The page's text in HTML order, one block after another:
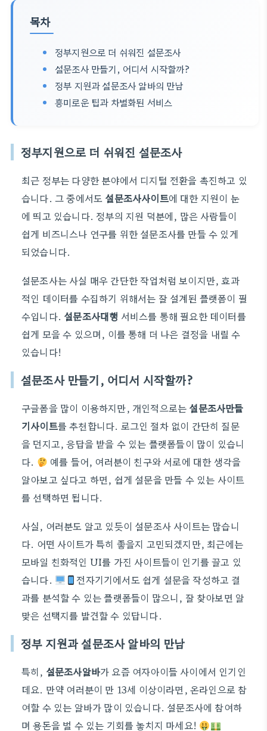
목차
정부지원으로 더 쉬워진 설문조사
설문조사 만들기, 어디서 시작할까?
정부 지원과 설문조사 알바의 만남
흥미로운 팁과 차별화된 서비스
정부지원으로 더 쉬워진 설문조사
최근 정부는 다양한 분야에서 디지털 전환을 촉진하고 있
습니다. 그 중에서도 설문조사사이트에 대한 지원이 눈
에 띄고 있습니다. 정부의 지원 덕분에, 많은 사람들이
쉽게 비즈니스나 연구를 위한 설문조사를 만들 수 있게
되었습니다.
설문조사는 사실 매우 간단한 작업처럼 보이지만, 효과
적인 데이터를 수집하기 위해서는 잘 설계된 플랫폼이 필
수입니다. 설문조사대행 서비스를 통해 필요한 데이터를
쉽게 모을 수 있으며, 이를 통해 더 나은 결정을 내릴 수
있습니다!
설문조사 만들기, 어디서 시작할까?
구글폼을 많이 이용하지만, 개인적으로는 설문조사만들
기사이트를 추천합니다. 로그인 절차 없이 간단히 질문
을 던지고, 응답을 받을 수 있는 플랫폼들이 많이 있습니
다.
예를 들어, 여러분이 친구와 서로에 대한 생각을
알아보고 싶다고 하면, 쉽게 설문을 만들 수 있는 사이트
를 선택하면 됩니다.
사실, 여러분도 알고 있듯이 설문조사 사이트는 많습니
다. 어떤 사이트가 특히 좋을지 고민되겠지만, 최근에는
모바일 친화적인 UI를 가진 사이트들이 인기를 끌고 있
습니다.
전자기기에서도 쉽게 설문을 작성하고 결
과를 분석할 수 있는 플랫폼들이 많으니, 잘 찾아보면 알
맞은 선택지를 발견할 수 있답니다.
정부 지원과 설문조사 알바의 만남
특히, 설문조사알바가 요즘 여자아이들 사이에서 인기인
데요. 만약 여러분이 만 13세 이상이라면, 온라인으로 참
여할 수 있는 알바가 많이 있습니다. 설문조사에 참여하
며 용돈을 벌 수 있는 기회를 놓치지 마세요!